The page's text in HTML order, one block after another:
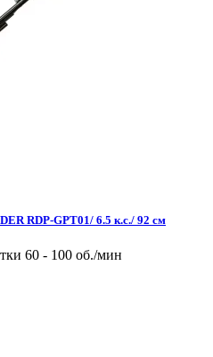
RDP-GPT01/ 6.5 к.с./ 92 см
60 - 100 об./мин